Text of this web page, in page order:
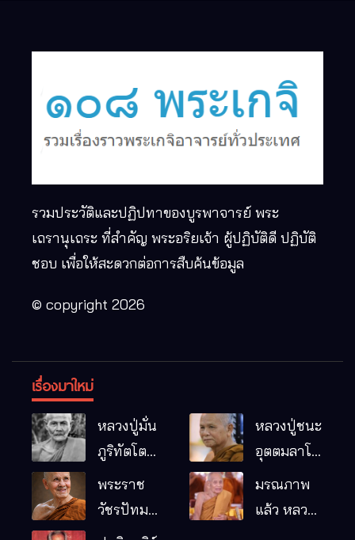
รวมประวัติและปฏิปทาของบูรพาจารย์ พระ
เถรานุเถระ ที่สำคัญ พระอริยเจ้า ผู้ปฏิบัติดี ปฏิบัติ
ชอบ เพื่อให้สะดวกต่อการสืบค้นข้อมูล
© copyright 2026
เรื่องมาใหม่
หลวงปู่มั่น
ภูริทัตโต
พระอริยเจ้า
ผู้เป็นบิดา
หลวงปู่ชนะ
อุตตมลาโภ
หมากอื๋อ
พระราช
วัชรปัทม
คุณ (หลวง
มรณภาพ
แล้ว หลวง